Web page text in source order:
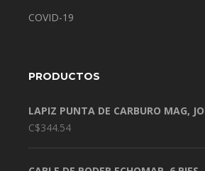
COVID-19
PRODUCTOS
LAPIZ PUNTA DE CARBURO MAG,
C$344.54